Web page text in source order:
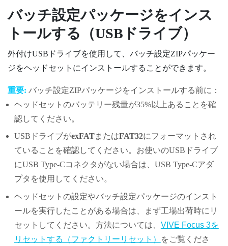
バッチ設定パッケージをインス
トールする（USBドライブ）
外付けUSBドライブを使用して、バッチ設定ZIPパッケー
ジをヘッドセットにインストールすることができます。
重要: バッチ設定ZIPパッケージをインストールする前に：
ヘッドセットのバッテリー残量が35%以上あることを確
認してください。
USBドライブがexFATまたはFAT32にフォーマットされ
ていることを確認してください。お使いのUSBドライブ
にUSB Type-Cコネクタがない場合は、 USB Type-Cアダ
プタを使用してください。
ヘッドセットの設定やバッチ設定パッケージのインスト
ールを実行したことがある場合は、まず工場出荷時にリ
セットしてください。方法については、 VIVE Focus 3を
リセットする（ファクトリーリセット）
をご覧くださ